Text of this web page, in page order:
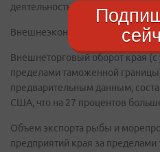
деятельностью без
Внешнеэкономическая
Внешнеторговый оборот края (c
пределами таможенной
предварительным данным,
США, что на 27 процентов
Объем экспорта рыбы и
предприятий края за